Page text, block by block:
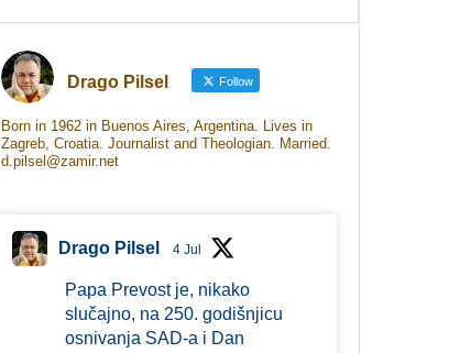
Drago Pilsel Follow
Born in 1962 in Buenos Aires, Argentina. Lives in
Zagreb, Croatia. Journalist and Theologian. Married.
d.pilsel@zamir.net
Drago Pilsel 4 Jul
Papa Prevost je, nikako
slučajno, na 250. godišnjicu
osnivanja SAD-a i Dan